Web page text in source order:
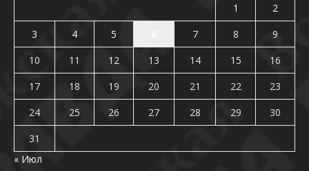
1
2
3
4 5 7 8
9
10
11 12 13 14 15
16
17
18 19 20 21 22
23
24
25 26 27 28 29
30
31
« Июл